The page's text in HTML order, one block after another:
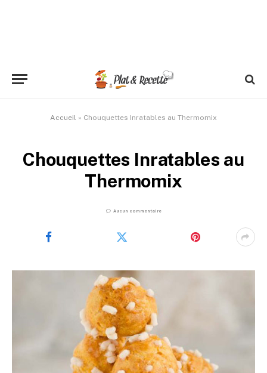
Accueil » Chouquettes Inratables au Thermomix
Chouquettes Inratables au
Thermomix
Aucun commentaire